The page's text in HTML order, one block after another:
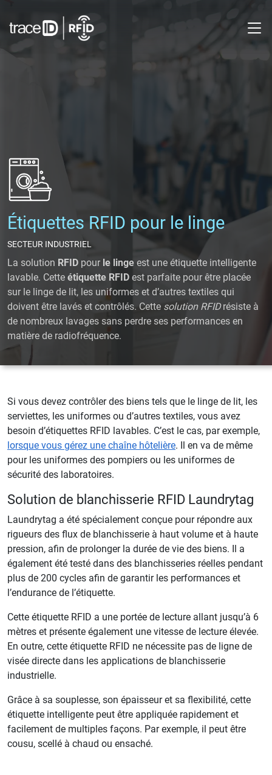
Étiquettes RFID pour le linge
SECTEUR INDUSTRIEL
La solution RFID pour le linge est une étiquette intelligente
lavable. Cette étiquette RFID est parfaite pour être placée
sur le linge de lit, les uniformes et d’autres textiles qui
doivent être lavés et contrôlés. Cette solution RFIDrésiste à
de nombreux lavages sans perdre ses performances en
matière de radiofréquence.
Si vous devez contrôler des biens tels que le linge de lit, les
serviettes, les uniformes ou d’autres textiles, vous avez
besoin d’étiquettes RFID lavables. C’est le cas, par exemple,
lorsque vous gérez une chaîne hôtelière. Il en va de même
pour les uniformes des pompiers ou les uniformes de
sécurité des laboratoires.
Solution de blanchisserie RFID Laundrytag
Laundrytag a été spécialement conçue pour répondre aux
rigueurs des flux de blanchisserie à haut volume et à haute
pression, afin de prolonger la durée de vie des biens. Il a
également été testé dans des blanchisseries réelles pendant
plus de 200 cycles afin de garantir les performances et
l’endurance de l’étiquette.
Cette étiquette RFID a une portée de lecture allant jusqu’à 6
mètres et présente également une vitesse de lecture élevée.
En outre, cette étiquette RFID ne nécessite pas de ligne de
visée directe dans les applications de blanchisserie
industrielle.
Grâce à sa souplesse, son épaisseur et sa flexibilité, cette
étiquette intelligente peut être appliquée rapidement et
facilement de multiples façons. Par exemple, il peut être
cousu, scellé à chaud ou ensaché.